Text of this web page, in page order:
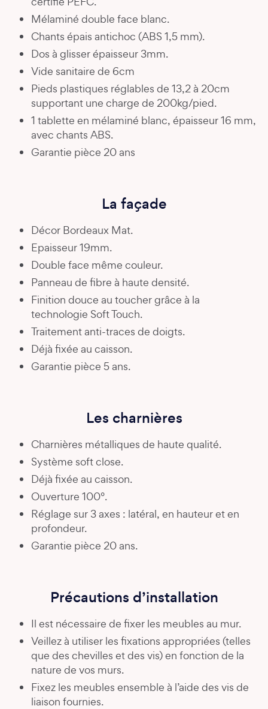
Mélaminé double face blanc.
Chants épais antichoc (ABS 1,5 mm).
Dos à glisser épaisseur 3mm.
Vide sanitaire de 6cm
Pieds plastiques réglables de 13,2 à 20cm
supportant une charge de 200kg/pied.
1 tablette en mélaminé blanc, épaisseur 16 mm,
avec chants ABS.
Garantie pièce 20 ans
La façade
Décor Bordeaux Mat.
Epaisseur 19mm.
Double face même couleur.
Panneau de fibre à haute densité.
Finition douce au toucher grâce à la
technologie Soft Touch.
Traitement anti-traces de doigts.
Déjà fixée au caisson.
Garantie pièce 5 ans.
Les charnières
Charnières métalliques de haute qualité.
Système soft close.
Déjà fixée au caisson.
Ouverture 100°.
Réglage sur 3 axes : latéral, en hauteur et en
profondeur.
Garantie pièce 20 ans.
Précautions d’installation
Il est nécessaire de fixer les meubles au mur.
Veillez à utiliser les fixations appropriées (telles
que des chevilles et des vis) en fonction de la
nature de vos murs.
Fixez les meubles ensemble à l’aide des vis de
liaison fournies.